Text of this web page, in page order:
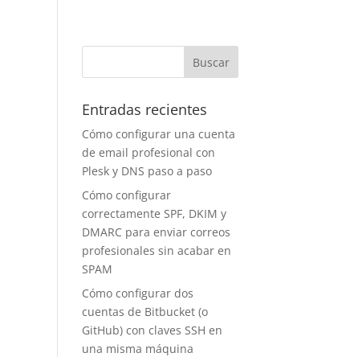
Entradas recientes
Cómo configurar una cuenta
de email profesional con
Plesk y DNS paso a paso
Cómo configurar
correctamente SPF, DKIM y
DMARC para enviar correos
profesionales sin acabar en
SPAM
Cómo configurar dos
cuentas de Bitbucket (o
GitHub) con claves SSH en
una misma máquina